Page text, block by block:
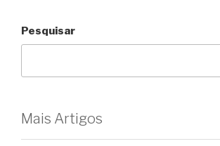
Pesquisar
Mais Artigos